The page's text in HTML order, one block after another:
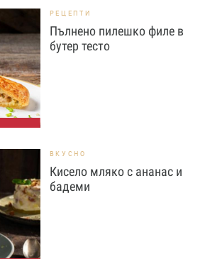
РЕЦЕПТИ
Пълнено пилешко филе в
бутер тесто
ВКУСНО
Кисело мляко с ананас и
бадеми